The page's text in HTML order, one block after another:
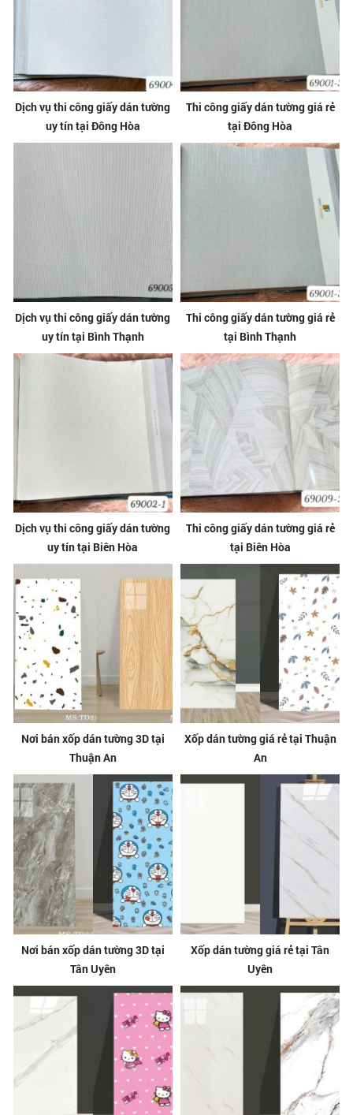
Dịch vụ thi công giấy dán tường
uy tín tại Đông Hòa
Thi công giấy dán tường giá rẻ
tại Đông Hòa
Dịch vụ thi công giấy dán tường
uy tín tại Bình Thạnh
Thi công giấy dán tường giá rẻ
tại Bình Thạnh
Dịch vụ thi công giấy dán tường
uy tín tại Biên Hòa
Thi công giấy dán tường giá rẻ
tại Biên Hòa
Nơi bán xốp dán tường 3D tại
Thuận An
Xốp dán tường giá rẻ tại Thuận
An
Nơi bán xốp dán tường 3D tại
Tân Uyên
Xốp dán tường giá rẻ tại Tân
Uyên